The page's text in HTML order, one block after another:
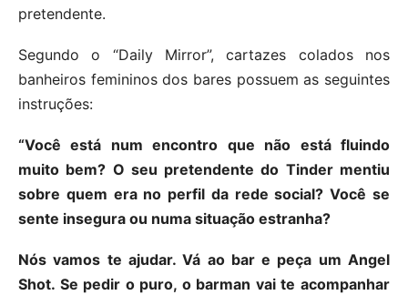
pretendente.
Segundo o “Daily Mirror”, cartazes colados nos
banheiros femininos dos bares possuem as seguintes
instruções:
“Você está num encontro que não está fluindo
muito bem? O seu pretendente do Tinder mentiu
sobre quem era no perfil da rede social? Você se
sente insegura ou numa situação estranha?
Nós vamos te ajudar. Vá ao bar e peça um Angel
Shot. Se pedir o puro, o barman vai te acompanhar